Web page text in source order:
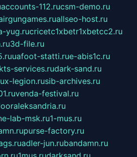
accounts-112.rucsm-demo.ru
allseo-host.ru
yug.rucricetc1xbetr1xbetcc2.ru
3d-file.ru
uafoot-statti.rue-abis1c.ru
kts-services.rudark-sand.ru
x-legion.rusib-archives.ru
venda-festival.ru
lab-msk.ru1-mus.ru
purse-factory.ru
adler-jun.rubandamn.ru